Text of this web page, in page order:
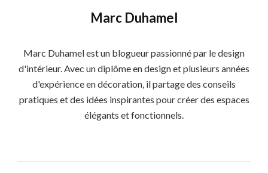
Marc Duhamel
Marc Duhamel est un blogueur passionné par le design
d'intérieur. Avec un diplôme en design et plusieurs années
d'expérience en décoration, il partage des conseils
pratiques et des idées inspirantes pour créer des espaces
élégants et fonctionnels.